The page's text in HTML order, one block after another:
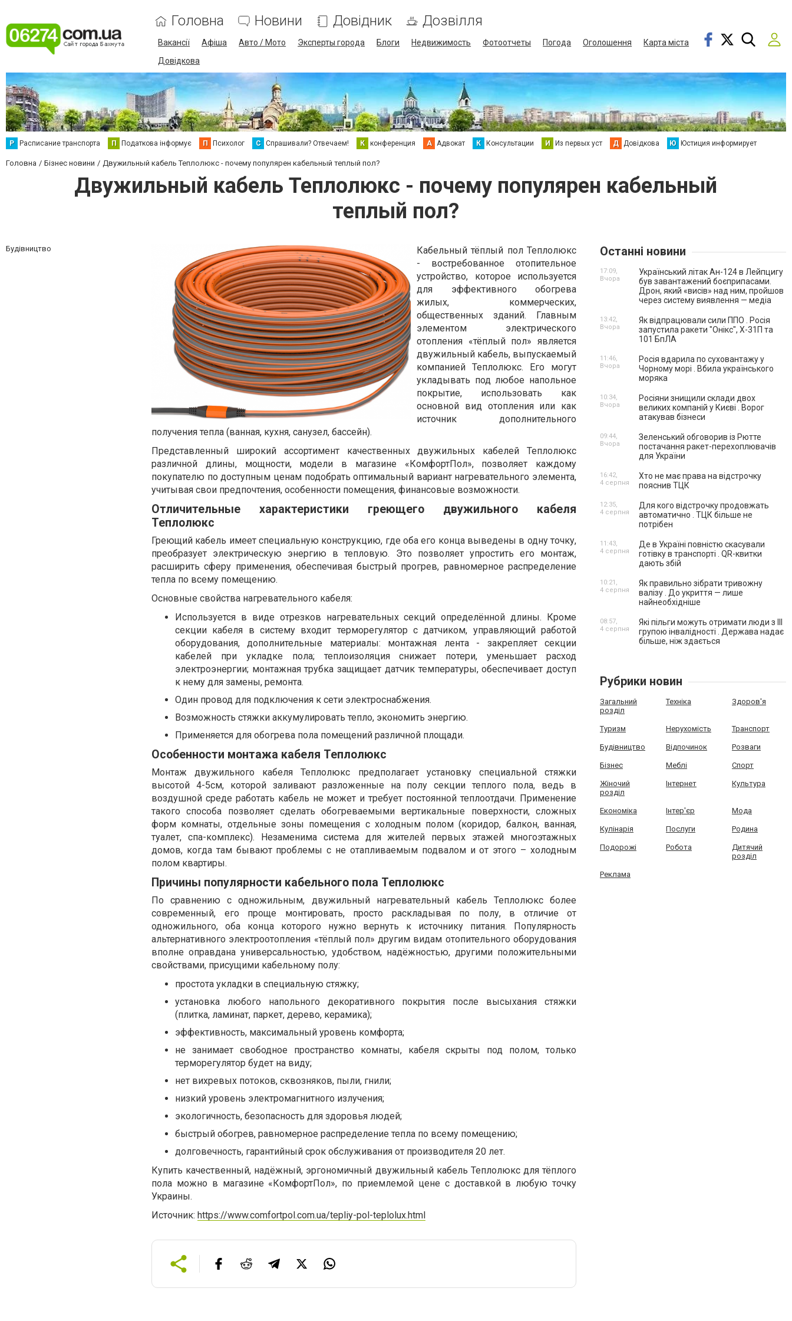
Головна Новини Довідник Дозвілля
Вакансії Афіша Авто / Мото Эксперты города Блоги Недвижимость Фотоотчеты Погода Оголошення
Карта міста
Довідкова
Р Расписание транспорта П Податкова інформує П Психолог С Спрашивали? Отвечаем! К конференция А Адвокат К Консультации И Из первых уст Д Довідкова Ю Юстиция информирует
Головна Бізнес новини Двужильный кабель Теплолюкс - почему популярен кабельный теплый пол?
Двужильный кабель Теплолюкс - почему популярен кабельный
теплый пол?
Будівництво
Кабельный тёплый пол Теплолюкс
- востребованное отопительное
устройство, которое используется
для эффективного обогрева
жилых, коммерческих,
общественных зданий. Главным
элементом электрического
отопления «тёплый пол» является
двужильный кабель, выпускаемый
компанией Теплолюкс. Его могут
укладывать под любое напольное
покрытие, использовать как
основной вид отопления или как
источник дополнительного
получения тепла (ванная, кухня, санузел, бассейн).
Представленный широкий ассортимент качественных двужильных кабелей Теплолюкс
различной длины, мощности, модели в магазине «КомфортПол», позволяет каждому
покупателю по доступным ценам подобрать оптимальный вариант нагревательного элемента,
учитывая свои предпочтения, особенности помещения, финансовые возможности.
Отличительные характеристики греющего двужильного кабеля
Теплолюкс
Греющий кабель имеет специальную конструкцию, где оба его конца выведены в одну точку,
преобразует электрическую энергию в тепловую. Это позволяет упростить его монтаж,
расширить сферу применения, обеспечивая быстрый прогрев, равномерное распределение
тепла по всему помещению.
Основные свойства нагревательного кабеля:
Используется в виде отрезков нагревательных секций определённой длины. Кроме
секции кабеля в систему входит терморегулятор с датчиком, управляющий работой
оборудования, дополнительные материалы: монтажная лента - закрепляет секции
кабелей при укладке пола; теплоизоляция снижает потери, уменьшает расход
электроэнергии; монтажная трубка защищает датчик температуры, обеспечивает доступ
к нему для замены, ремонта.
Один провод для подключения к сети электроснабжения.
Возможность стяжки аккумулировать тепло, экономить энергию.
Применяется для обогрева пола помещений различной площади.
Особенности монтажа кабеля Теплолюкс
Монтаж двужильного кабеля Теплолюкс предполагает установку специальной стяжки
высотой 4-5см, которой заливают разложенные на полу секции теплого пола, ведь в
воздушной среде работать кабель не может и требует постоянной теплоотдачи. Применение
такого способа позволяет сделать обогреваемыми вертикальные поверхности, сложных
форм комнаты, отдельные зоны помещения с холодным полом (коридор, балкон, ванная,
туалет, спа-комплекс). Незаменима система для жителей первых этажей многоэтажных
домов, когда там бывают проблемы с не отапливаемым подвалом и от этого – холодным
полом квартиры.
Причины популярности кабельного пола Теплолюкс
По сравнению с одножильным, двужильный нагревательный кабель Теплолюкс более
современный, его проще монтировать, просто раскладывая по полу, в отличие от
одножильного, оба конца которого нужно вернуть к источнику питания. Популярность
альтернативного электроотопления «тёплый пол» другим видам отопительного оборудования
вполне оправдана универсальностью, удобством, надёжностью, другими положительными
свойствами, присущими кабельному полу:
простота укладки в специальную стяжку;
установка любого напольного декоративного покрытия после высыхания стяжки
(плитка, ламинат, паркет, дерево, керамика);
эффективность, максимальный уровень комфорта;
не занимает свободное пространство комнаты, кабеля скрыты под полом, только
терморегулятор будет на виду;
нет вихревых потоков, сквозняков, пыли, гнили;
низкий уровень электромагнитного излучения;
экологичность, безопасность для здоровья людей;
быстрый обогрев, равномерное распределение тепла по всему помещению;
долговечность, гарантийный срок обслуживания от производителя 20 лет.
Купить качественный, надёжный, эргономичный двужильный кабель Теплолюкс для тёплого
пола можно в магазине «КомфортПол», по приемлемой цене с доставкой в любую точку
Украины.
Источник: https://www.comfortpol.com.ua/tepliy-pol-teplolux.html
Останні новини
Український літак Ан-124 в Лейпцигу
був завантажений боєприпасами.
Дрон, який «висів» над ним, пройшов
через систему виявлення — медіа
17:09,
Вчора
Як відпрацювали сили ППО . Росія
запустила ракети "Онікс", Х-31П та
101 БпЛА
13:42,
Вчора
Росія вдарила по суховантажу у
Чорному морі . Вбила українського
моряка
11:46,
Вчора
Росіяни знищили склади двох
великих компаній у Києві . Ворог
атакував бізнеси
10:34,
Вчора
Зеленський обговорив із Рютте
постачання ракет-перехоплювачів
для України
09:44,
Вчора
Хто не має права на відстрочку
пояснив ТЦК
16:42,
4 серпня
Для кого відстрочку продовжать
автоматично . ТЦК більше не
потрібен
12:35,
4 серпня
Де в Україні повністю скасували
готівку в транспорті . QR-квитки
дають збій
11:43,
4 серпня
Як правильно зібрати тривожну
валізу . До укриття — лише
найнеобхідніше
10:21,
4 серпня
Які пільги можуть отримати люди з III
групою інвалідності . Держава надає
більше, ніж здається
08:57,
4 серпня
Рубрики новин
Загальний
розділ
Техніка Здоров'я
Туризм Нерухомість Транспорт
Будівництво Відпочинок Розваги
Бізнес Меблі Спорт
Жіночий
розділ
Інтернет Культура
Економіка Інтер'єр Мода
Кулінарія Послуги Родина
Подорожі Робота
Дитячий
розділ
Реклама